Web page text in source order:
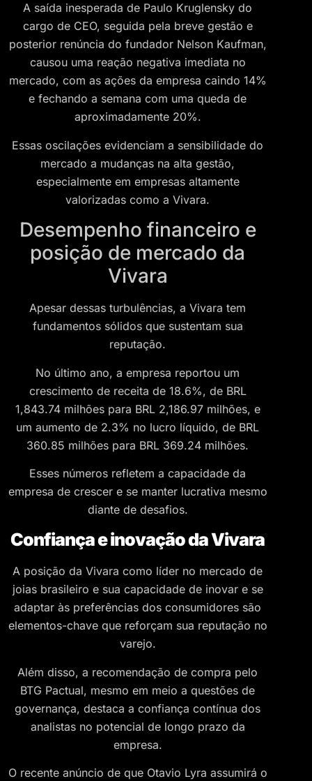
A saída inesperada de Paulo Kruglensky do
cargo de CEO, seguida pela breve gestão e
posterior renúncia do fundador Nelson Kaufman,
causou uma reação negativa imediata no
mercado, com as ações da empresa caindo 14%
e fechando a semana com uma queda de
aproximadamente 20%.
Essas oscilações evidenciam a sensibilidade do
mercado a mudanças na alta gestão,
especialmente em empresas altamente
valorizadas como a Vivara.
Desempenho financeiro e
posição de mercado da
Vivara
Apesar dessas turbulências, a Vivara tem
fundamentos sólidos que sustentam sua
reputação.
No último ano, a empresa reportou um
crescimento de receita de 18.6%, de BRL
1,843.74 milhões para BRL 2,186.97 milhões, e
um aumento de 2.3% no lucro líquido, de BRL
360.85 milhões para BRL 369.24 milhões​​.
Esses números refletem a capacidade da
empresa de crescer e se manter lucrativa mesmo
diante de desafios.
Confiança e inovação da Vivara
A posição da Vivara como líder no mercado de
joias brasileiro e sua capacidade de inovar e se
adaptar às preferências dos consumidores são
elementos-chave que reforçam sua reputação no
varejo​​.
Além disso, a recomendação de compra pelo
BTG Pactual, mesmo em meio a questões de
governança, destaca a confiança contínua dos
analistas no potencial de longo prazo da
empresa.
O recente anúncio de que Otavio Lyra assumirá o